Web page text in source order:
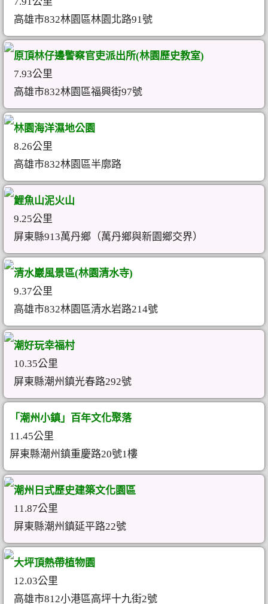
高雄市832林園區林園北路91號
原頂林仔邊警察官吏派出所(林園歷史教室)
7.93公里
高雄市832林園區福興街97號
林園海洋濕地公園
8.26公里
高雄市832林園區半廓路
鯉魚山泥火山
9.25公里
屏東縣913萬丹鄉（萬丹鄉與新園鄉交界）
清水巖風景區(林園清水寺)
9.37公里
高雄市832林園區清水岩路214號
潮好玩幸福村
10.35公里
屏東縣潮州鎮光春路292號
「潮州小鎮」百年文化聚落
11.45公里
屏東縣潮州鎮重慶路20號1樓
潮州日式歷史建築文化園區
11.87公里
屏東縣潮州鎮延平路22號
大坪頂熱帶植物園
12.03公里
高雄市812小港區高坪十九街2號